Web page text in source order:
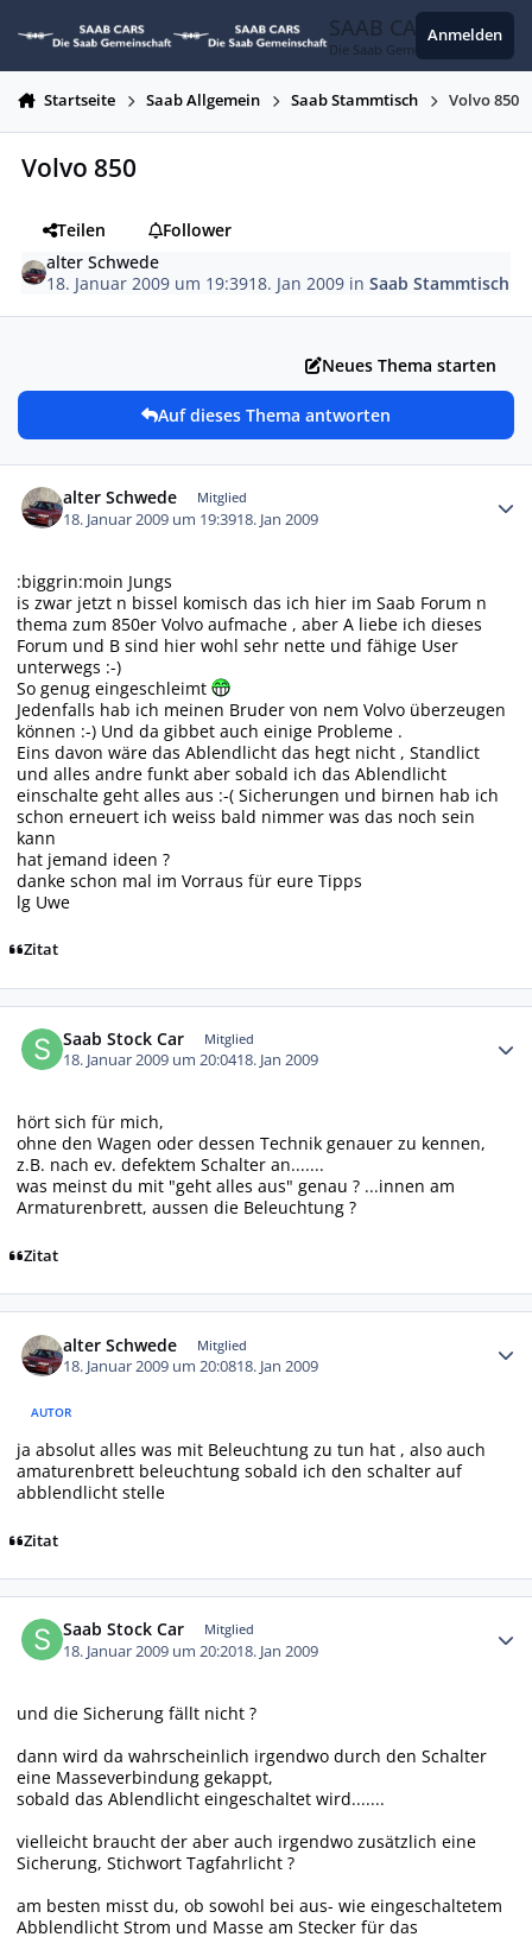
SAAB CARS
Die Saab Gemeinschaft
Anmelden
Startseite Saab Allgemein Saab Stammtisch Volvo 850
Volvo 850
Teilen
Follower
alter Schwede
18. Januar 2009 um 19:3918. Jan 2009 inSaab Stammtisch
Neues Thema starten
Auf dieses Thema antworten
alter Schwede Mitglied
18. Januar 2009 um 19:3918. Jan 2009
:biggrin:moin Jungs
is zwar jetzt n bissel komisch das ich hier im Saab Forum n
thema zum 850er Volvo aufmache , aber A liebe ich dieses
Forum und B sind hier wohl sehr nette und fähige User
unterwegs :-)
So genug eingeschleimt
Jedenfalls hab ich meinen Bruder von nem Volvo überzeugen
können :-) Und da gibbet auch einige Probleme .
Eins davon wäre das Ablendlicht das hegt nicht , Standlict
und alles andre funkt aber sobald ich das Ablendlicht
einschalte geht alles aus :-( Sicherungen und birnen hab ich
schon erneuert ich weiss bald nimmer was das noch sein
kann
hat jemand ideen ?
danke schon mal im Vorraus für eure Tipps
lg Uwe
Zitat
Saab Stock Car Mitglied
18. Januar 2009 um 20:0418. Jan 2009
hört sich für mich,
ohne den Wagen oder dessen Technik genauer zu kennen,
z.B. nach ev. defektem Schalter an.......
was meinst du mit "geht alles aus" genau ? ...innen am
Armaturenbrett, aussen die Beleuchtung ?
Zitat
alter Schwede Mitglied
18. Januar 2009 um 20:0818. Jan 2009
AUTOR
ja absolut alles was mit Beleuchtung zu tun hat , also auch
amaturenbrett beleuchtung sobald ich den schalter auf
abblendlicht stelle
Zitat
Saab Stock Car Mitglied
18. Januar 2009 um 20:2018. Jan 2009
und die Sicherung fällt nicht ?
dann wird da wahrscheinlich irgendwo durch den Schalter
eine Masseverbindung gekappt,
sobald das Ablendlicht eingeschaltet wird.......
vielleicht braucht der aber auch irgendwo zusätzlich eine
Sicherung, Stichwort Tagfahrlicht ?
am besten misst du, ob sowohl bei aus- wie eingeschaltetem
Abblendlicht Strom und Masse am Stecker für das